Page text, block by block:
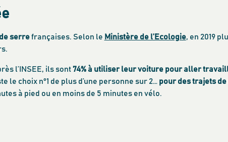
serrefrançaises. Selon le Ministère de l’Ecologie, en 2019
l’INSEE, ils sont74% à utiliser leur voiture pour aller
le choix n°1 de plus d’une personne sur 2… pour des trajets de
à pied ou en moins de 5 minutes en vélo.